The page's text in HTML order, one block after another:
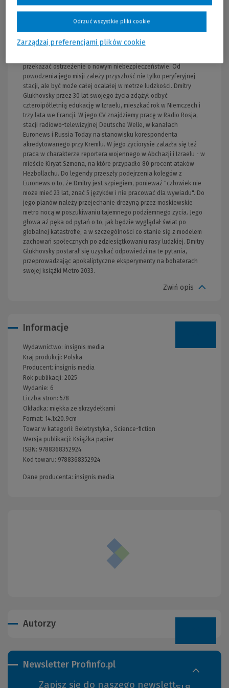
zamieszkała stacja metra. Kiedyś była jedną z najpiękniejszych, a
pojawiło się na niej śmiertelne niebezpieczeństwo. Artem, młody
mężczyzna z WOGN-u, otrzymuje zadanie: musi przedostać się do
przekazać ostrzeżenie o nowym niebezpieczeństwie. Od
powodzenia jego misji zależy przyszłość nie tylko peryferyjnej
stacji, ale być może całej ocalałej w metrze ludzkości. Dmitry
Glukhovsky przez 30 lat swojego życia zdążył odbyć
czteroipółletnią edukację w Izraelu, mieszkać rok w Niemczech i
trzy lata we Francji. W jego CV znajdziemy pracę w Radio Rosja,
stacji radiowo-telewizyjnej Deutsche Welle, w kanałach
Euronews i Russia Today na stanowisku korespondenta
akredytowanego przy Kremlu. W jego życiorysie zalazła się też
praca w charakterze reportera wojennego w Abchazji i Izraelu - w
mieście Kiryat Szmona, na które przypadło 80 procent ataków
Hezbollachu. Do legendy przeszły podejrzenia kolegów z
Euronews o to, że Dmitry jest szpiegiem, ponieważ "człowiek nie
może mieć 23 lat, znać 5 języków i nie pracować dla wywiadu". Do
jego planów należy przejechanie drezyną przez moskiewskie
metro nocą w poszukiwaniu tajemnego podziemnego życia. Jego
głowa aż pęka od pytań o to, jak będzie wyglądał świat po
globalnej katastrofie, a w szczególności co stanie się z modelem
zachowań społecznych po zdziesiątkowaniu rasy ludzkiej. Dmitry
Glukhovsky postarał się uzyskać odpowiedzi na te pytania,
przeprowadzając apokaliptyczne eksperymenty na bohaterach
swojej książki Metro 2033.
Zwiń opis
Informacje
Wydawnictwo: insignis media
Kraj produkcji: Polska
Producent: insignis media
Rok publikacji: 2025
Wydanie: 6
Liczba stron: 578
Okładka: miękka ze skrzydełkami
Format: 14.1x20.9cm
Towar w kategorii: Beletrystyka , Science-fiction
Wersja publikacji: Książka papier
ISBN: 9788368352924
Kod towaru: 9788368352924
Dane producenta: insignis media
Autorzy
Newsletter Profinfo.pl
Zapisz się do naszego newslettera
Zarządzaj preferencjami plików cookie
Odrzuć wszystkie pliki cookie